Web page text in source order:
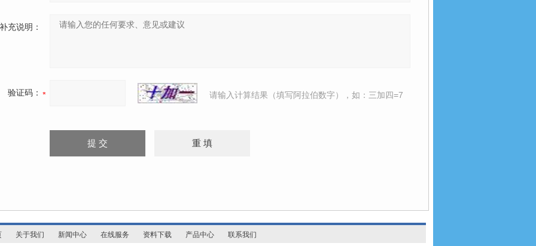
充说明：
验证码： 请输入计算结果（填写阿拉伯数字），如：三加四=7
关于我们 新闻中心 在线服务 资料下载 产品中心 联系我们